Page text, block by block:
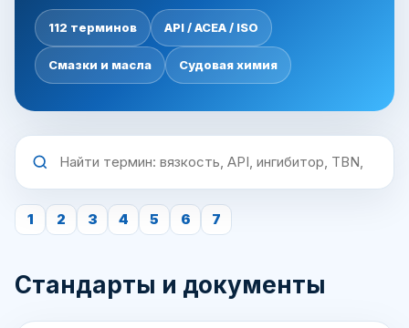
112 терминов API / ACEA / ISO
Смазки и масла Судовая химия
1 2 3 4 5 6 7
Стандарты и документы